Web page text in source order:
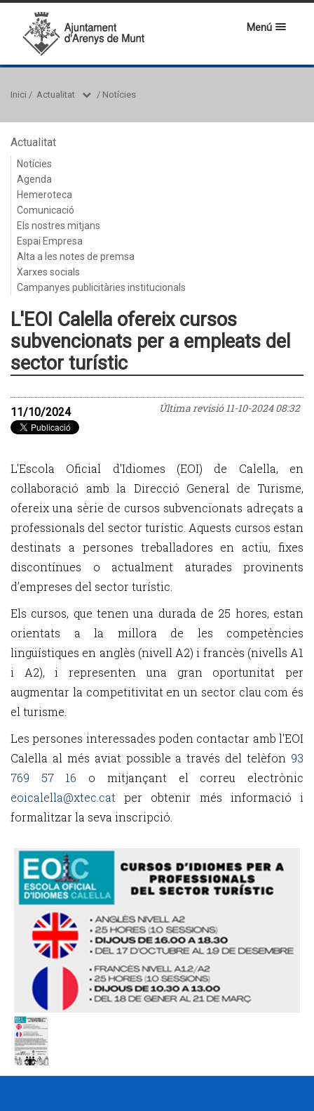
Menú
Inici / Actualitat / Notícies
Actualitat
Notícies
Agenda
Hemeroteca
Comunicació
Els nostres mitjans
Espai Empresa
Alta a les notes de premsa
Xarxes socials
Campanyes publicitàries institucionals
L'EOI Calella ofereix cursos
subvencionats per a empleats del
sector turístic
Última revisió11-10-2024 08:32
11/10/2024
L'Escola Oficial d'Idiomes (EOI) de Calella, en
col·laboració amb la Direcció General de Turisme,
ofereix una sèrie de cursos subvencionats adreçats a
professionals del sector turístic. Aquests cursos estan
destinats a persones treballadores en actiu, fixes
discontínues o actualment aturades provinents
d’empreses del sector turístic.
Els cursos, que tenen una durada de 25 hores, estan
orientats a la millora de les competències
lingüístiques en anglès (nivell A2) i francès (nivells A1
i A2), i representen una gran oportunitat per
augmentar la competitivitat en un sector clau com és
el turisme.
Les persones interessades poden contactar amb l'EOI
Calella al més aviat possible a través del telèfon 93
769 57 16 o mitjançant el correu electrònic
eoicalella@xtec.cat per obtenir més informació i
formalitzar la seva inscripció.